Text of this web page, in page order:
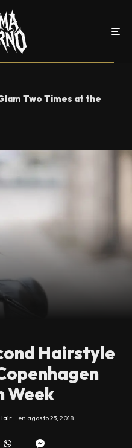
Two Times at the
Hairstyle
Week
en agosto 23, 2018